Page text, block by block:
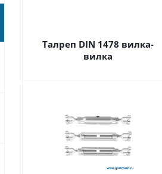
Талреп DIN 1478 вилка-
вилка